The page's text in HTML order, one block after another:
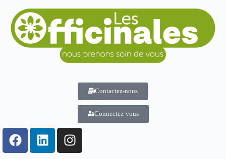
Contactez-nous
Connectez-vous